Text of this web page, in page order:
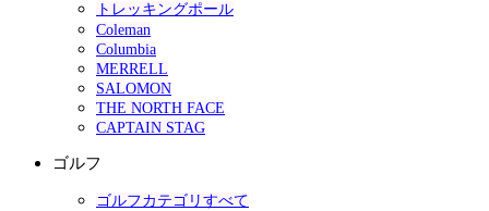
トレッキングポール
Coleman
Columbia
MERRELL
SALOMON
THE NORTH FACE
CAPTAIN STAG
ゴルフ
ゴルフカテゴリすべて